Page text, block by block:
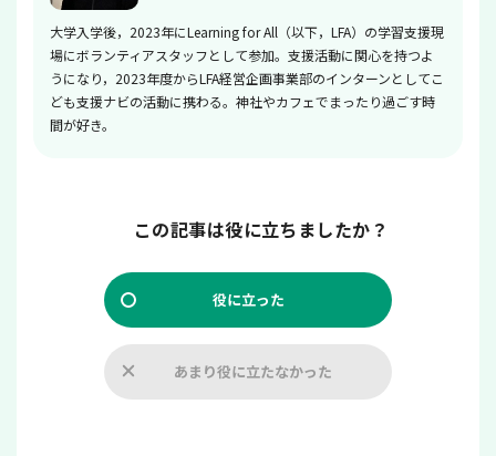
大学入学後，2023年にLearning for All（以下，LFA）の学習支援現
場にボランティアスタッフとして参加。支援活動に関心を持つよ
うになり，2023年度からLFA経営企画事業部のインターンとしてこ
ども支援ナビの活動に携わる。神社やカフェでまったり過ごす時
間が好き。
この記事は役に立ちましたか？
役に立った
あまり役に立たなかった